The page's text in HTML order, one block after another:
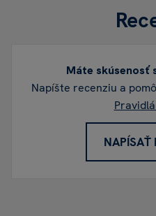
Máte skúsenosť
Napíšte recenziu a
NAPÍSAŤ